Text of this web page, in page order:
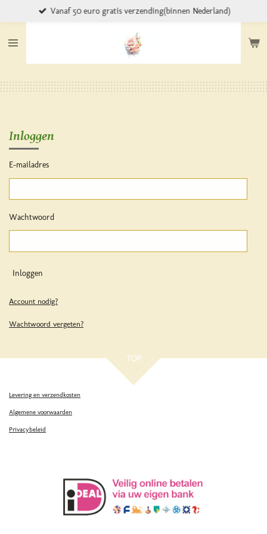
naar
hoofdinhoud
Vanaf 50 euro gratis verzending(binnen Nederland)
Inloggen
E-mailadres
Wachtwoord
Inloggen
Account nodig?
Wachtwoord vergeten?
TOP
Levering en verzendkosten
Algemene voorwaarden
Privacybeleid